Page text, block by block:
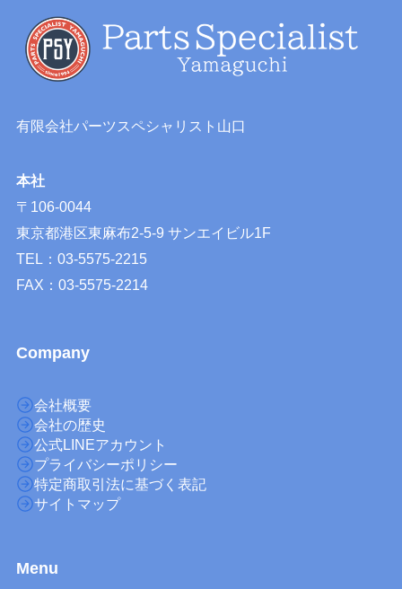
有限会社パーツスペシャリスト山口
本社
〒106-0044
東京都港区東麻布2-5-9 サンエイビル1F
TEL：03-5575-2215
FAX：03-5575-2214
Company
会社概要
会社の歴史
公式LINEアカウント
プライバシーポリシー
特定商取引法に基づく表記
サイトマップ
Menu